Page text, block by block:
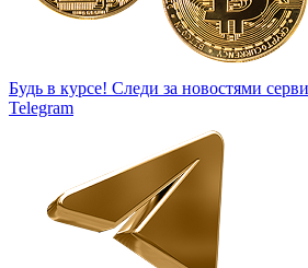
Будь в курсе! Следи за новостями
Telegram